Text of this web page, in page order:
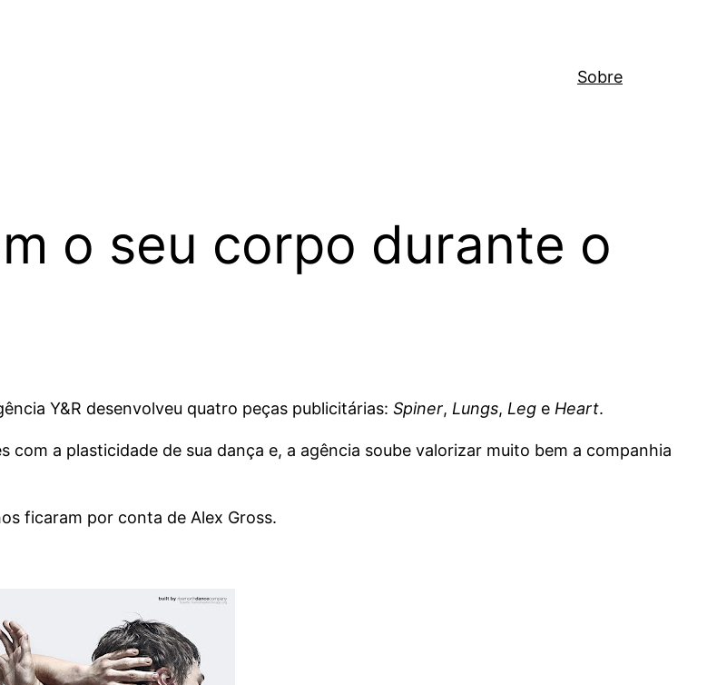
Sobre
o seu corpo durante o
Y&R desenvolveu quatro peças publicitárias: Spiner, Lungs, Leg e Heart.
a plasticidade de sua dança e, a agência soube valorizar muito bem a companhia
ficaram por conta de Alex Gross.